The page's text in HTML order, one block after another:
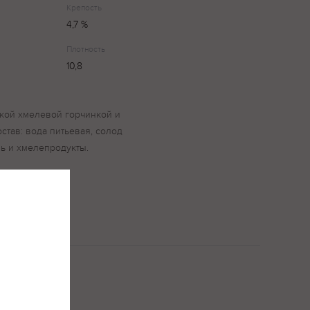
Крепость
4,7 %
Плотность
10,8
хмелевой горчинкой и
вода питьевая, солод
и хмелепродукты.